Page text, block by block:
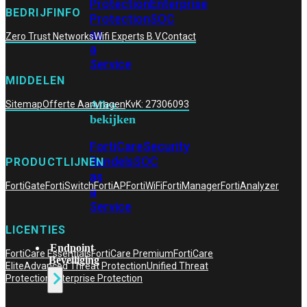
ProtectionEnterprise
ProtectionSOC
as
a
Service
Alles
bekijken
FortiCareSecurity
BundelsSOC
as
a
Service
Endpoint
Beveiliging
BEDRIJFINFO
Zero Trust NetworksWifi Experts B.V.Contact
MIDDELEN
SitemapOfferte AanvragenKvK: 27306093
PRODUCTLIJNEN
FortiGateFortiSwitchFortiAPFortiWiFiFortiManagerFortiAnalyzer
LICENTIES
FortiCare EssentialsFortiCare PremiumFortiCare
EliteAdvanced Threat ProtectionUnified Threat
Protection Enterprise Protection